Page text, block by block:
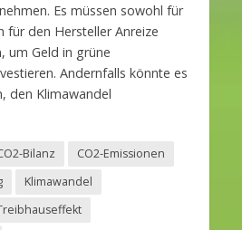
Es müssen sowohl für
für den Hersteller Anreize
um Geld in grüne
Andernfalls könnte es
den Klimawandel
Bilanz
CO2-Emissionen
Klimawandel